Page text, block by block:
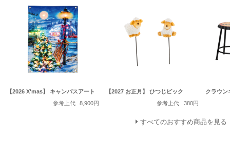
【2026 X'mas】 キャンバスアート
参考上代
8,900円
【2027 お正月】 ひつじピック
参考上代
380円
クラウン
すべてのおすすめ商品を見る